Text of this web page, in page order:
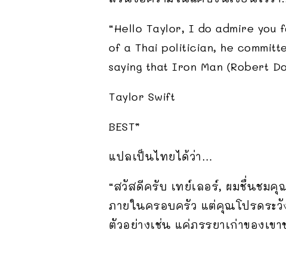
“Hello Taylor, I do admire you
of a Thai politician, he
saying that Iron Man (Robert
Taylor Swift
BEST”
แปลเป็นไทยได้ว่า…
“สวัสดีครับ เทย์เลอร์, ผมชื่นชม
ภายในครอบครัว แต่คุณโปรดระวั
ตัวอย่างเช่น แค่ภรรยาเก่าของเข